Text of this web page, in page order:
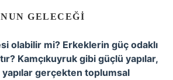
GELECEĞI
olabilir mi? Erkeklerin güç odaklı
Kamçıkuyruk gibi güçlü yapılar,
gerçekten toplumsal